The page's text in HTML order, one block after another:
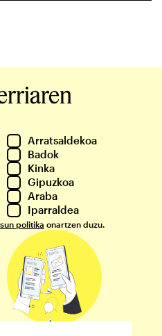
Arratsaldekoa
Badok
Kinka
Gipuzkoa
Araba
Iparraldea
politika onartzen duzu.